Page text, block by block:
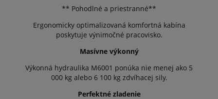
** Pohodlné a priestranné**
Ergonomicky optimalizovaná komfortná kabína
poskytuje výnimočné pracovisko.
Masívne výkonný
Výkonná hydraulika M6001 ponúka nie menej ako 5
000 kg alebo 6 100 kg zdvíhacej sily.
Perfektné zladenie